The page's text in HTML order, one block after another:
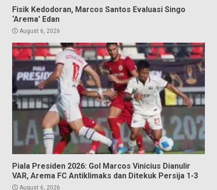
Fisik Kedodoran, Marcos Santos Evaluasi Singo
‘Arema’ Edan
August 6, 2026
Piala Presiden 2026: Gol Marcos Vinicius Dianulir
VAR, Arema FC Antiklimaks dan Ditekuk Persija 1-3
August 6, 2026